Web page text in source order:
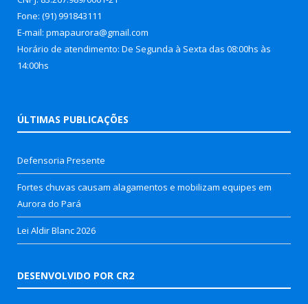
Fone: (91) 991843111
E-mail: pmapaurora@gmail.com
Horário de atendimento: De Segunda à Sexta das 08:00hs às
14:00hs
ÚLTIMAS PUBLICAÇÕES
Defensoria Presente
Fortes chuvas causam alagamentos e mobilizam equipes em
Aurora do Pará
Lei Aldir Blanc 2026
DESENVOLVIDO POR CR2